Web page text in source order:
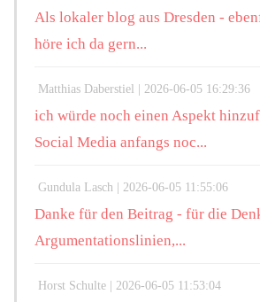
Als lokaler blog aus Dresden -
höre ich da gern...
Matthias Daberstiel | 2026-06-05 16:29:36
ich würde noch einen Aspekt
Social Media anfangs noc...
Gundula Lasch | 2026-06-05 11:55:06
Danke für den Beitrag - für die
Argumentationslinien,...
Horst Schulte | 2026-06-05 11:53:04